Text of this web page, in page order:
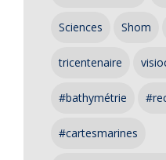
Sciences Shom
tricentenaire
#bathymétrie
#cartesmarines